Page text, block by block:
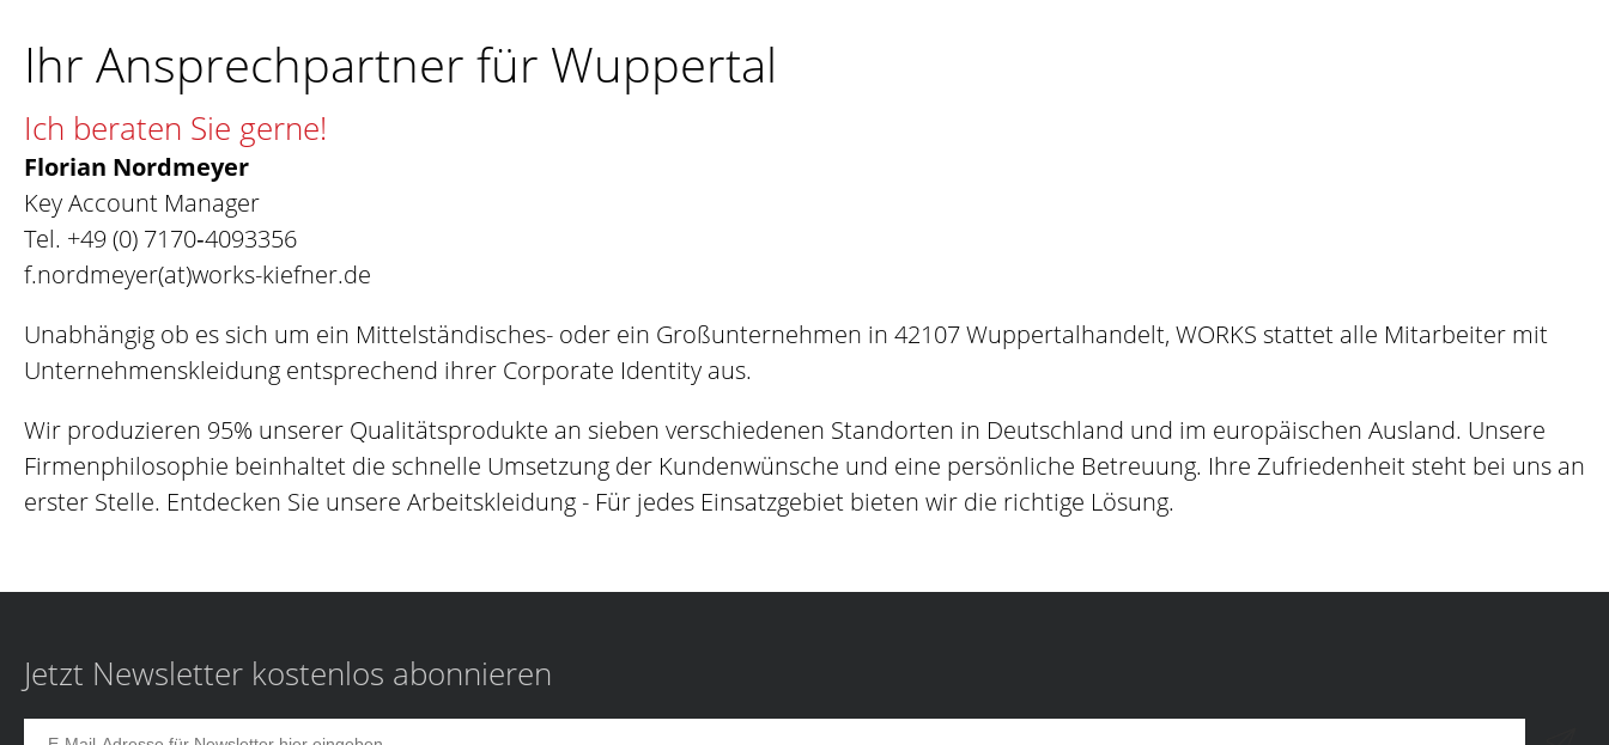
Ihr Ansprechpartner für Wuppertal
Ich beraten Sie gerne!
Florian Nordmeyer
Key Account Manager
Tel. +49 (0) 7170‐4093356
f.nordmeyer(at)works-kiefner.de
Unabhängig ob es sich um ein Mittelständisches- oder ein Großunternehmen in 42107 Wuppertalhandelt, WORKS stattet alle Mitarbeiter mit
Unternehmenskleidung entsprechend ihrer Corporate Identity aus.
Wir produzieren 95% unserer Qualitätsprodukte an sieben verschiedenen Standorten in Deutschland und im europäischen Ausland. Unsere
Firmenphilosophie beinhaltet die schnelle Umsetzung der Kundenwünsche und eine persönliche Betreuung. Ihre Zufriedenheit steht bei uns an
erster Stelle. Entdecken Sie unsere Arbeitskleidung - Für jedes Einsatzgebiet bieten wir die richtige Lösung.
Jetzt Newsletter kostenlos abonnieren